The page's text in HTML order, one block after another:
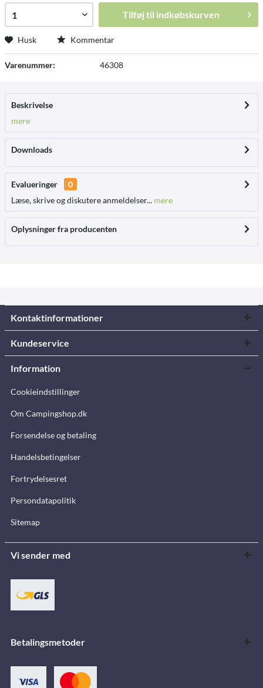
Tilføj til indkøbskurven
Husk Kommentar
Varenummer: 46308
Beskrivelse
mere
Downloads
Evalueringer
0
Læse, skrive og diskutere anmeldelser... mere
Oplysninger fra producenten
Kontaktinformationer
Kundeservice
Information
Cookieindstillinger
Om Campingshop.dk
Forsendelse og betaling
Handelsbetingelser
Fortrydelsesret
Persondatapolitik
Sitemap
Vi sender med
Betalingsmetoder